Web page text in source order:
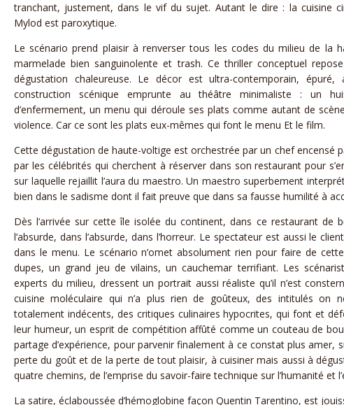
tranchant, justement, dans le vif du sujet. Autant le dire : la cuisine
Mylod est paroxytique.
Le scénario prend plaisir à renverser tous les codes du milieu de la
marmelade bien sanguinolente et trash. Ce thriller conceptuel
dégustation chaleureuse. Le décor est ultra-contemporain,
construction scénique emprunte au théâtre minimaliste : un
d’enfermement, un menu qui déroule ses plats comme autant de
violence. Car ce sont les plats eux-mêmes qui font le menu Et le film.
Cette dégustation de haute-voltige est orchestrée par un chef encensé
par les célébrités qui cherchent à réserver dans son restaurant pour
sur laquelle rejaillit l’aura du maestro. Un maestro superbement
bien dans le sadisme dont il fait preuve que dans sa fausse humilité à
Dès l’arrivée sur cette île isolée du continent, dans ce restaurant de
l’absurde, dans l’absurde, dans l’horreur. Le spectateur est aussi le
dans le menu. Le scénario n’omet absolument rien pour faire de
dupes, un grand jeu de vilains, un cauchemar terrifiant. Les
experts du milieu, dressent un portrait aussi réaliste qu’il n’est
cuisine moléculaire qui n’a plus rien de goûteux, des intitulés on
totalement indécents, des critiques culinaires hypocrites, qui font et
leur humeur, un esprit de compétition affûté comme un couteau de
partage d’expérience, pour parvenir finalement à ce constat plus amer,
perte du goût et de la perte de tout plaisir, à cuisiner mais aussi à
quatre chemins, de l’emprise du savoir-faire technique sur l’humanité et
La satire, éclaboussée d’hémoglobine façon Quentin Tarentino, est